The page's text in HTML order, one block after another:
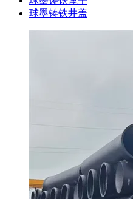
球墨铸铁井盖